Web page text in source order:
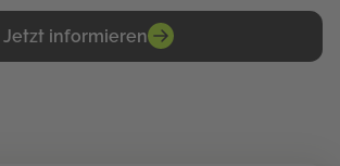
Jetzt informieren